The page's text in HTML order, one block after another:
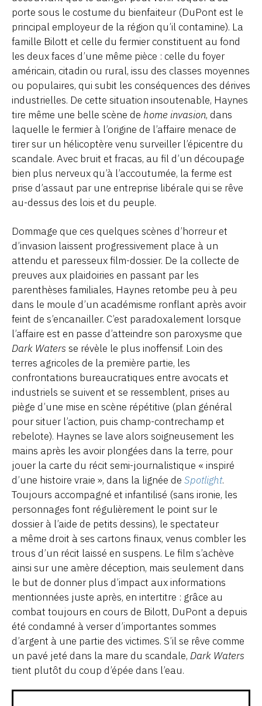
porte sous le costume du bienfaiteur (DuPont est le
principal employeur de la région qu’il contamine). La
famille Bilott et celle du fermier constituent au fond
les deux faces d’une même pièce : celle du foyer
américain, citadin ou rural, issu des classes moyennes
ou populaires, qui subit les conséquences des dérives
industrielles. De cette situation insoutenable, Haynes
tire même une belle scène de home invasion, dans
laquelle le fermier à l’origine de l’affaire menace de
tirer sur un hélicoptère venu surveiller l’épicentre du
scandale. Avec bruit et fracas, au fil d’un découpage
bien plus nerveux qu’à l’accoutumée, la ferme est
prise d’assaut par une entreprise libérale qui se rêve
au-dessus des lois et du peuple.
Dommage que ces quelques scènes d’horreur et
d’invasion laissent progressivement place à un
attendu et paresseux film-dossier. De la collecte de
preuves aux plaidoiries en passant par les
parenthèses familiales, Haynes retombe peu à peu
dans le moule d’un académisme ronflant après avoir
feint de s’encanailler. C’est paradoxalement lorsque
l’affaire est en passe d’atteindre son paroxysme que
Dark Waters se révèle le plus inoffensif. Loin des
terres agricoles de la première partie, les
confrontations bureaucratiques entre avocats et
industriels se suivent et se ressemblent, prises au
piège d’une mise en scène répétitive (plan général
pour situer l’action, puis champ-contrechamp et
rebelote). Haynes se lave alors soigneusement les
mains après les avoir plongées dans la terre, pour
jouer la carte du récit semi-journalistique « inspiré
d’une histoire vraie », dans la lignée de Spotlight.
Toujours accompagné et infantilisé (sans ironie, les
personnages font régulièrement le point sur le
dossier à l’aide de petits dessins), le spectateur
a même droit à ses cartons finaux, venus combler les
trous d’un récit laissé en suspens. Le film s’achève
ainsi sur une amère déception, mais seulement dans
le but de donner plus d’impact aux informations
mentionnées juste après, en intertitre : grâce au
combat toujours en cours de Bilott, DuPont a depuis
été condamné à verser d’importantes sommes
d’argent à une partie des victimes. S’il se rêve comme
un pavé jeté dans la mare du scandale, Dark Waters
tient plutôt du coup d’épée dans l’eau.